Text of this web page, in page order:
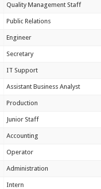
Quality Management Staff
Public Relations
Engineer
Secretary
IT Support
Assistant Business Analyst
Production
Junior Staff
Accounting
Operator
Administration
Intern